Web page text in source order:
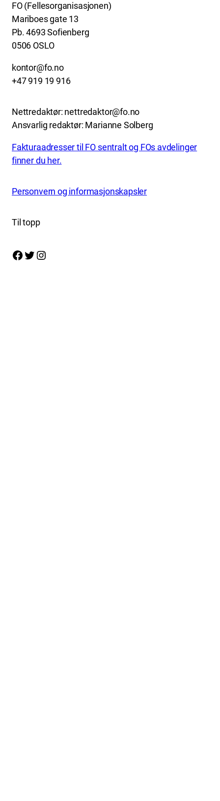
FO (Fellesorganisasjonen)
Mariboes gate 13
Pb. 4693 Sofienberg
0506 OSLO
kontor@fo.no
+47 919 19 916
Nettredaktør: nettredaktor@fo.no
Ansvarlig redaktør: Marianne Solberg
Fakturaadresser til FO sentralt og FOs avdelinger
finner du her.
Personvern og informasjonskapsler
Til topp
Facebook Twitter Instagram